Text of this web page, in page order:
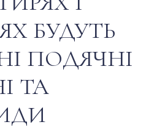
БУДУТЬ
ПОДЯЧНІ
ТА